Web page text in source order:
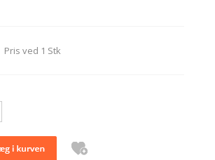
Pris ved 1 Stk